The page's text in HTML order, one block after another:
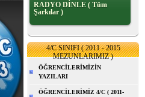
RADYO DİNLE ( Tüm
Şarkılar )
4/C SINIFI ( 2011 - 2015
MEZUNLARIMIZ )
ÖĞRENCİLERİMİZİN
YAZILARI
ÖĞRENCİLERİMİZ 4/C ( 2011-